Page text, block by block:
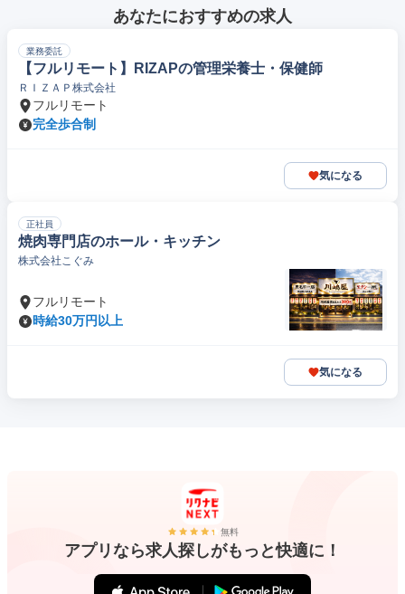
あなたにおすすめの求人
業務委託
【フルリモート】RIZAPの管理栄養士・保健師
ＲＩＺＡＰ株式会社
フルリモート
完全歩合制
気になる
正社員
焼肉専門店のホール・キッチン
株式会社こぐみ
フルリモート
時給30万円以上
気になる
無料
アプリなら求人探しがもっと快適に！